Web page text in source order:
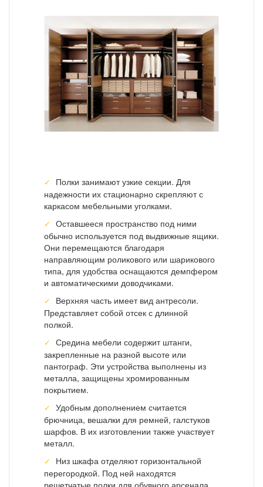
Полки занимают узкие секции. Для
надежности их стационарно скрепляют с
каркасом мебельными уголками.
Оставшееся пространство под ними
обычно используется под выдвижные ящики.
Они перемещаются благодаря
направляющим роликового или шарикового
типа, для удобства оснащаются демпфером
и автоматическими доводчиками.
Верхняя часть имеет вид антресоли.
Представляет собой отсек с длинной
полкой.
Средина мебели содержит штанги,
закрепленные на разной высоте или
пантограф. Эти устройства выполнены из
металла, защищены хромированным
покрытием.
Удобным дополнением считается
брючница, вешалки для ремней, галстуков
шарфов. В их изготовлении также участвует
металл.
Низ шкафа отделяют горизонтальной
перегородкой. Под ней находятся